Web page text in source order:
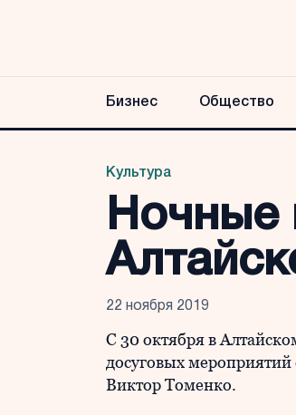
Бизнес Общество
Культура
Ночные
22 ноября 2019
С 30 октября в
досуговых
Виктор Томенко.